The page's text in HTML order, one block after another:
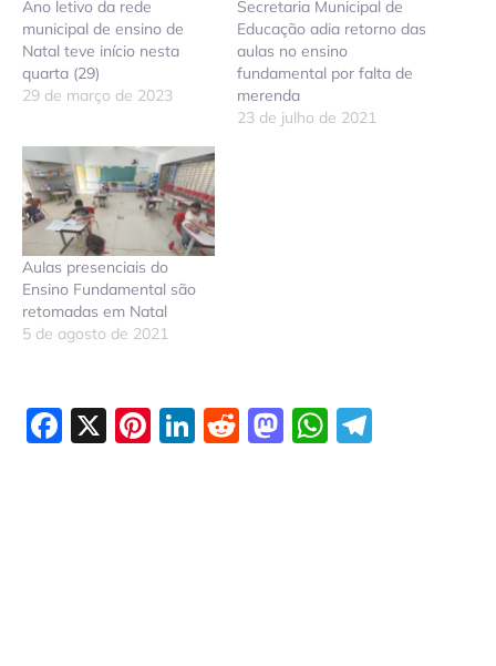
Ano letivo da rede
municipal de ensino de
Natal teve início nesta
quarta (29)
29 de março de 2023
Secretaria Municipal de
Educação adia retorno das
aulas no ensino
fundamental por falta de
merenda
23 de julho de 2021
Aulas presenciais do
Ensino Fundamental são
retomadas em Natal
5 de agosto de 2021
Facebook
X Pinterest
LinkedIn
Reddit
Mastodon